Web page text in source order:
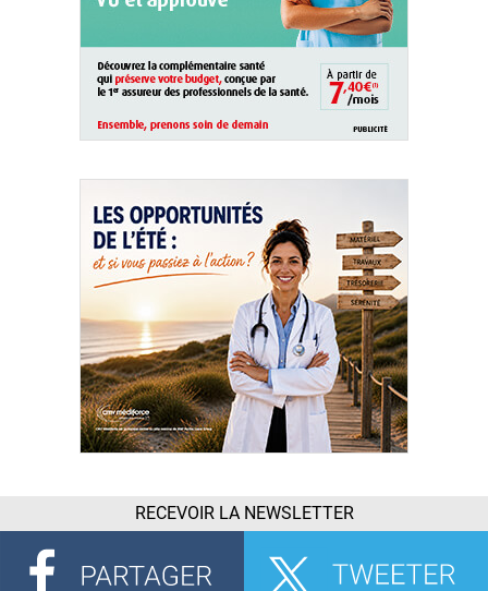
RECEVOIR LA NEWSLETTER